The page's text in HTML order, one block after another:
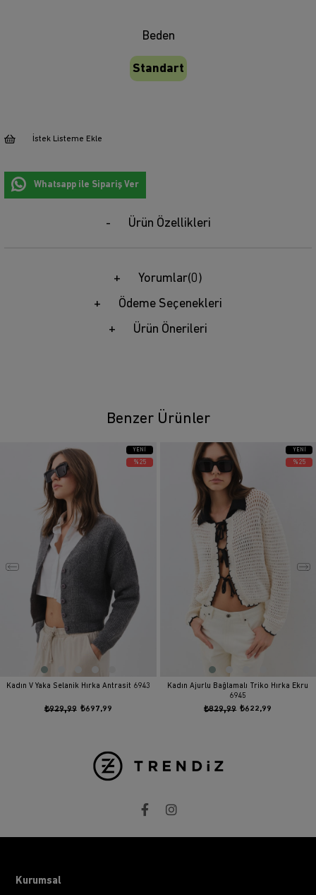
Beden
Standart
İstek Listeme Ekle
Whatsapp ile Sipariş Ver
Ürün Özellikleri
Yorumlar(0)
Ödeme Seçenekleri
Ürün Önerileri
Benzer Ürünler
Kadın V Yaka Selanik Hırka Antrasit 6943
₺697,99
₺929,99
YENI
ÜRÜN
%25
Kadın Ajurlu Bağlamalı Triko Hırka Ekru
6945
₺622,99
₺829,99
YENI
ÜRÜN
%25
Kurumsal